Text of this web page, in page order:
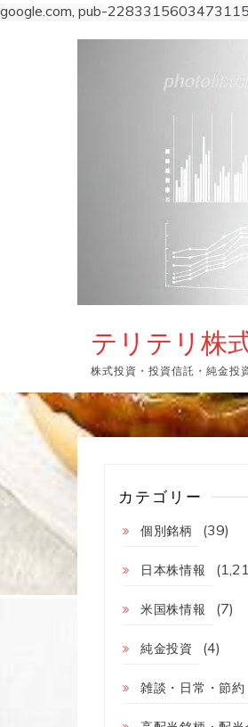
google.com, pub-
テリテリ株
株式投資・投資信託・純金投
カテゴリー
個別銘柄 (39)
日本株情報
米国株情報 (7)
純金投資 (4)
雑談・日常・節約